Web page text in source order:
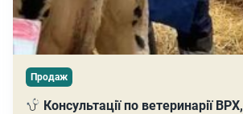
Продаж
Консультації по ветеринарії ВРХ,